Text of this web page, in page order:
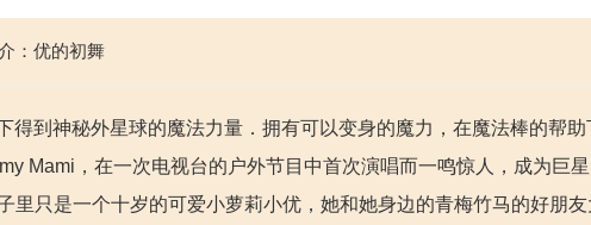
：优的初舞
得到神秘外星球的魔法力量．拥有可以变身的魔力，在魔法棒的帮
Mami，在一次电视台的户外节目中首次演唱而一鸣惊人，成为巨
里只是一个十岁的可爱小萝莉小优，她和她身边的青梅竹马的好朋